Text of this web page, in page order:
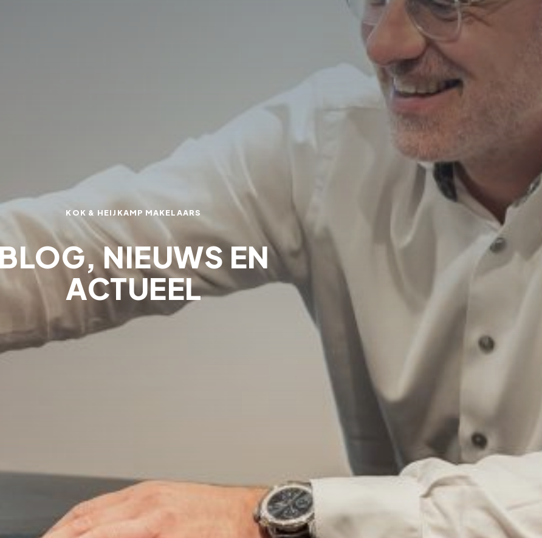
KOK & HEIJKAMP MAKELAARS
NIEUWS EN
ACTUEEL